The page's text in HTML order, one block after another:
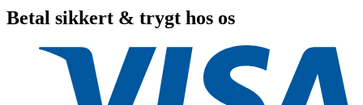
sort
Betal sikkert & trygt hos os